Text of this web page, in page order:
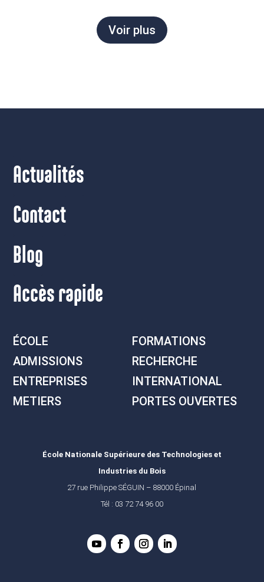
Voir plus
Actualités
Contact
Blog
Accès rapide
ÉCOLE
FORMATIONS
ADMISSIONS
RECHERCHE
ENTREPRISES
INTERNATIONAL
METIERS
PORTES OUVERTES
École Nationale Supérieure des Technologies et
Industries du Bois
27 rue Philippe SÉGUIN – 88000 Épinal
Tél : 03 72 74 96 00